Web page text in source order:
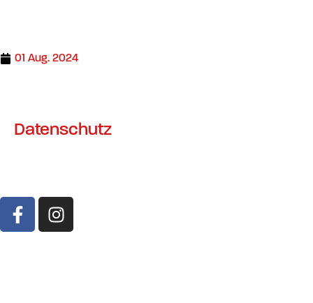
01 Aug. 2024
Datenschutz